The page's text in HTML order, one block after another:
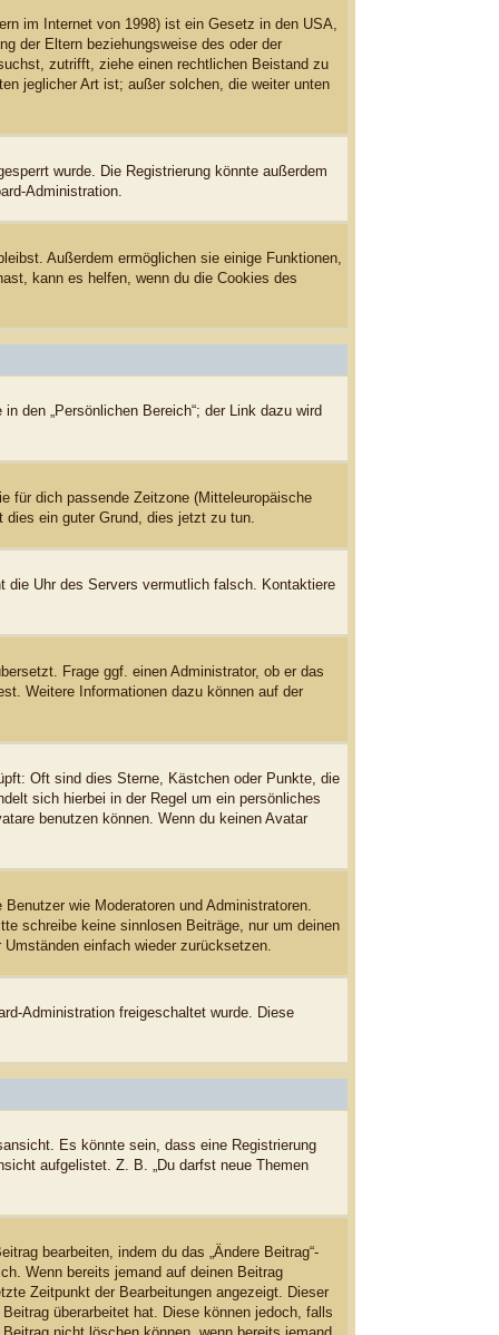
im Internet von 1998) ist ein Gesetz in den USA,
der Eltern beziehungsweise des oder der
zutrifft, ziehe einen rechtlichen Beistand zu
jeglicher Art ist; außer solchen, die weiter unten
wurde. Die Registrierung könnte außerdem
Administration.
Außerdem ermöglichen sie einige Funktionen,
kann es helfen, wenn du die Cookies des
den „Persönlichen Bereich“; der Link dazu wird
für dich passende Zeitzone (Mitteleuropäische
ein guter Grund, dies jetzt zu tun.
Uhr des Servers vermutlich falsch. Kontaktiere
Frage ggf. einen Administrator, ob er das
Weitere Informationen dazu können auf der
Oft sind dies Sterne, Kästchen oder Punkte, die
sich hierbei in der Regel um ein persönliches
benutzen können. Wenn du keinen Avatar
wie Moderatoren und Administratoren.
schreibe keine sinnlosen Beiträge, nur um deinen
einfach wieder zurücksetzen.
Administration freigeschaltet wurde. Diese
Es könnte sein, dass eine Registrierung
aufgelistet. Z. B. „Du darfst neue Themen
bearbeiten, indem du das „Ändere Beitrag“-
Wenn bereits jemand auf deinen Beitrag
Zeitpunkt der Bearbeitungen angezeigt. Dieser
überarbeitet hat. Diese können jedoch, falls